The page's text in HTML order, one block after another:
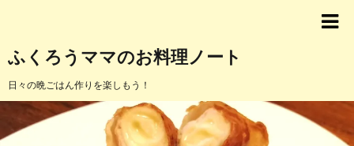
ふくろうママのお料理ノート
日々の晩ごはん作りを楽しもう！